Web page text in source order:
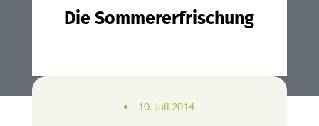
Die Sommererfrischung
10. Juli 2014